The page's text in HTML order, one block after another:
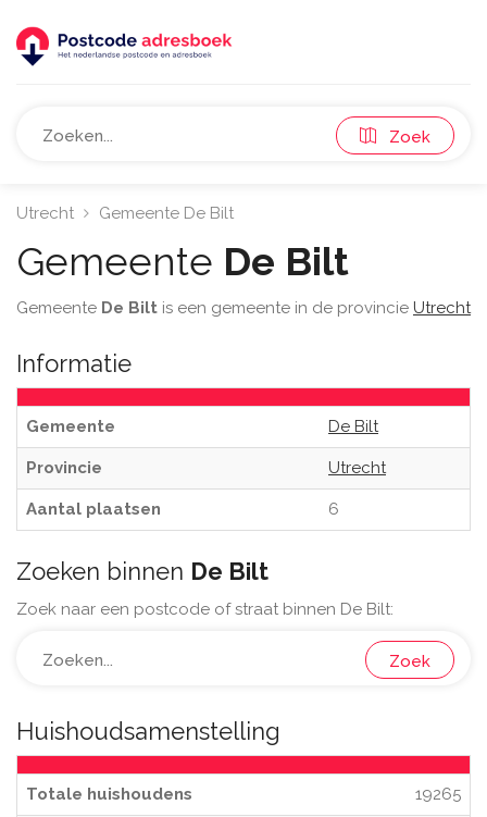
Zoek
Utrecht Gemeente De Bilt
Gemeente De Bilt
Gemeente De Bilt is een gemeente in de provincie Utrecht
Informatie
Gemeente De Bilt
Provincie Utrecht
Aantal plaatsen 6
Zoeken binnen De Bilt
Zoek naar een postcode of straat binnen De Bilt:
Zoek
Huishoudsamenstelling
Totale huishoudens 19265